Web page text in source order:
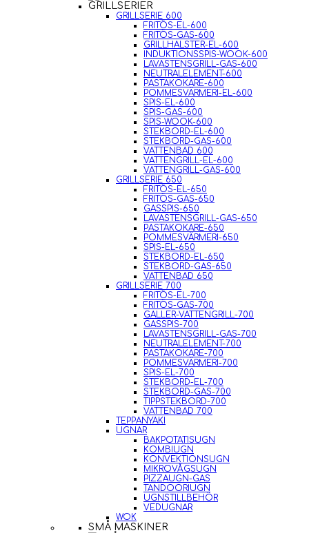
GRILLSERIER
GRILLSERIE 600
FRITÖS-EL-600
FRITÖS-GAS-600
GRILLHALSTER-EL-600
INDUKTIONSSPIS-WOOK-600
LAVASTENSGRILL-GAS-600
NEUTRALELEMENT-600
PASTAKOKARE-600
POMMESVÄRMERI-EL-600
SPIS-EL-600
SPIS-GAS-600
SPIS-WOOK-600
STEKBORD-EL-600
STEKBORD-GAS-600
VATTENBAD 600
VATTENGRILL-EL-600
VATTENGRILL-GAS-600
GRILLSERIE 650
FRITÖS-EL-650
FRITÖS-GAS-650
GASSPIS-650
LAVASTENSGRILL-GAS-650
PASTAKOKARE-650
POMMESVÄRMERI-650
SPIS-EL-650
STEKBORD-EL-650
STEKBORD-GAS-650
VATTENBAD 650
GRILLSERIE 700
FRITÖS-EL-700
FRITÖS-GAS-700
GALLER-VATTENGRILL-700
GASSPIS-700
LAVASTENSGRILL-GAS-700
NEUTRALELEMENT-700
PASTAKOKARE-700
POMMESVÄRMERI-700
SPIS-EL-700
STEKBORD-EL-700
STEKBORD-GAS-700
TIPPSTEKBORD-700
VATTENBAD 700
TEPPANYAKI
UGNAR
BAKPOTATISUGN
KOMBIUGN
KONVEKTIONSUGN
MIKROVÅGSUGN
PIZZAUGN-GAS
TANDOORIUGN
UGNSTILLBEHÖR
VEDUGNAR
WOK
SMÅ MASKINER